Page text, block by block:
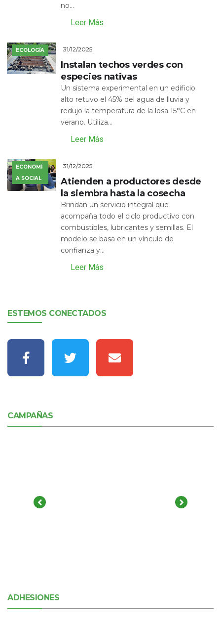
no...
Leer Más
ECOLOGÍA 31/12/2025
Instalan techos verdes con
especies nativas
Un sistema experimental en un edificio
alto retuvo el 45% del agua de lluvia y
redujo la temperatura de la losa 15°C en
verano. Utiliza...
Leer Más
ECONOMÍ
A SOCIAL
31/12/2025
Atienden a productores desde
la siembra hasta la cosecha
Brindan un servicio integral que
acompaña todo el ciclo productivo con
combustibles, lubricantes y semillas. El
modelo se basa en un vínculo de
confianza y...
Leer Más
ESTEMOS CONECTADOS
CAMPAÑAS
ADHESIONES